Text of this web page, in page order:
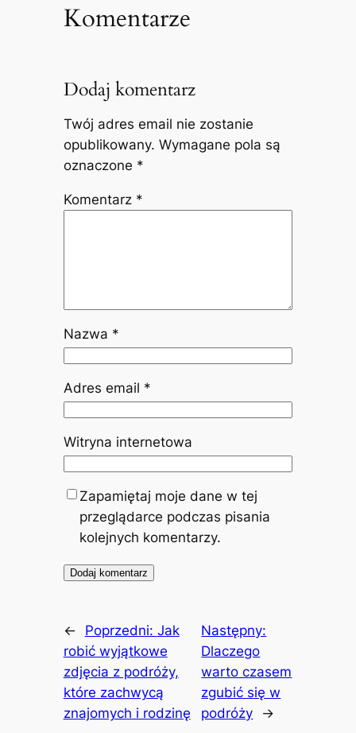
Komentarze
Dodaj komentarz
Twój adres email nie zostanie
opublikowany. Wymagane pola są
oznaczone *
Komentarz *
Nazwa *
Adres email *
Witryna internetowa
Zapamiętaj moje dane w tej
przeglądarce podczas pisania
kolejnych komentarzy.
← Poprzedni: Jak
robić wyjątkowe
zdjęcia z podróży,
które zachwycą
znajomych i rodzinę
Następny:
Dlaczego
warto czasem
zgubić się w
podróży
→